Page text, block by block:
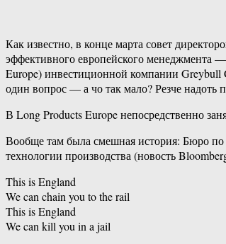
Как известно, в конце марта совет
эффективного европейского менеджмента
Europe) инвестиционной компании Greybull
один вопрос — а чо так мало? Резче надоть
В Long Products Europe непосредственно
Вообще там была смешная история: Бюро по
технологии производства (новость
This is England
We can chain you to the rail
This is England
We can kill you in a jail